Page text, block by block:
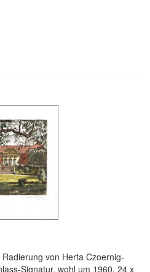
von Herta Czoernig-
Signatur, wohl um 1960, 24 x